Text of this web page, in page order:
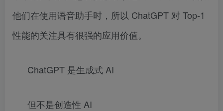
他们在使用语音助手时，所以 ChatGPT 对 Top-1
性能的关注具有很强的应用价值。
ChatGPT 是生成式 AI
但不是创造性 AI